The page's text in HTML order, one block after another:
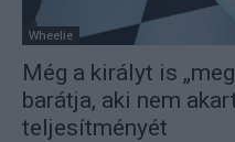
Wheelie
Még a királyt is
barátja, aki nem
teljesítményét